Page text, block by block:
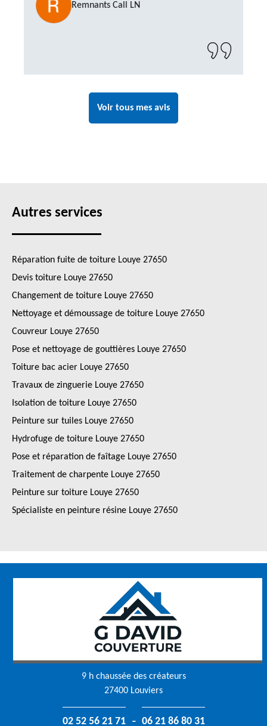
impeccable et le chantier a été laissé propre.
Un artisan de confiance que je n’hésiterai pas
Remnants Call LN
Voir tous mes avis
Autres services
Réparation fuite de toiture Louye 27650
Devis toiture Louye 27650
Changement de toiture Louye 27650
Nettoyage et démoussage de toiture Louye 27650
Couvreur Louye 27650
Pose et nettoyage de gouttières Louye 27650
Toiture bac acier Louye 27650
Travaux de zinguerie Louye 27650
Isolation de toiture Louye 27650
Peinture sur tuiles Louye 27650
Hydrofuge de toiture Louye 27650
Pose et réparation de faîtage Louye 27650
Traitement de charpente Louye 27650
Peinture sur toiture Louye 27650
Spécialiste en peinture résine Louye 27650
9 h chaussée des créateurs
27400 Louviers
02 52 56 21 71 - 06 21 86 80 31